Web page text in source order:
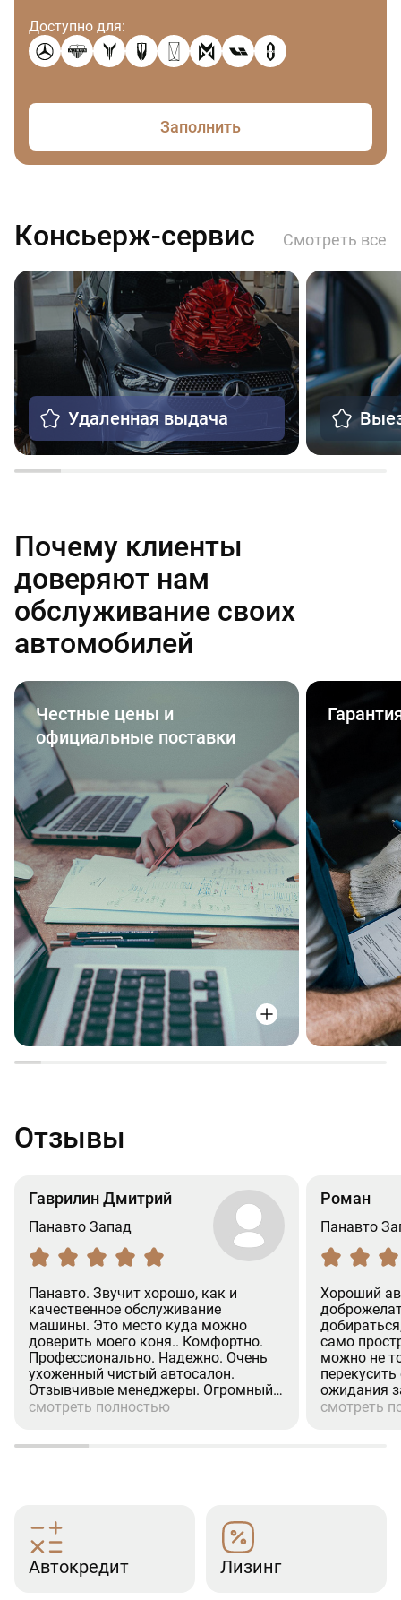
Доступно для:
Заполнить
Консьерж-сервис Смотреть все
Удаленная выдача
Почему клиенты
доверяют нам
обслуживание своих
автомобилей
Честные цены и
официальные поставки
Отзывы
Гаврилин Дмитрий
Панавто Запад
Панавто. Звучит хорошо, как и
качественное обслуживание
машины. Это место куда можно
доверить моего коня.. Комфортно.
Профессионально. Надежно. Очень
ухоженный чистый автосалон.
Отзывчивые менеджеры. Огромный
респект менеджеру (Александр.
смотреть полностью
Роман
Панавто
Хороший
само
можно не
ожидания
процедуры
смотреть
Автокредит Лизинг